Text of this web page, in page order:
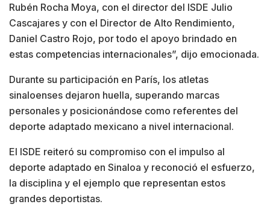
Rubén Rocha Moya, con el director del ISDE Julio
Cascajares y con el Director de Alto Rendimiento,
Daniel Castro Rojo, por todo el apoyo brindado en
estas competencias internacionales”, dijo emocionada.
Durante su participación en París, los atletas
sinaloenses dejaron huella, superando marcas
personales y posicionándose como referentes del
deporte adaptado mexicano a nivel internacional.
El ISDE reiteró su compromiso con el impulso al
deporte adaptado en Sinaloa y reconoció el esfuerzo,
la disciplina y el ejemplo que representan estos
grandes deportistas.